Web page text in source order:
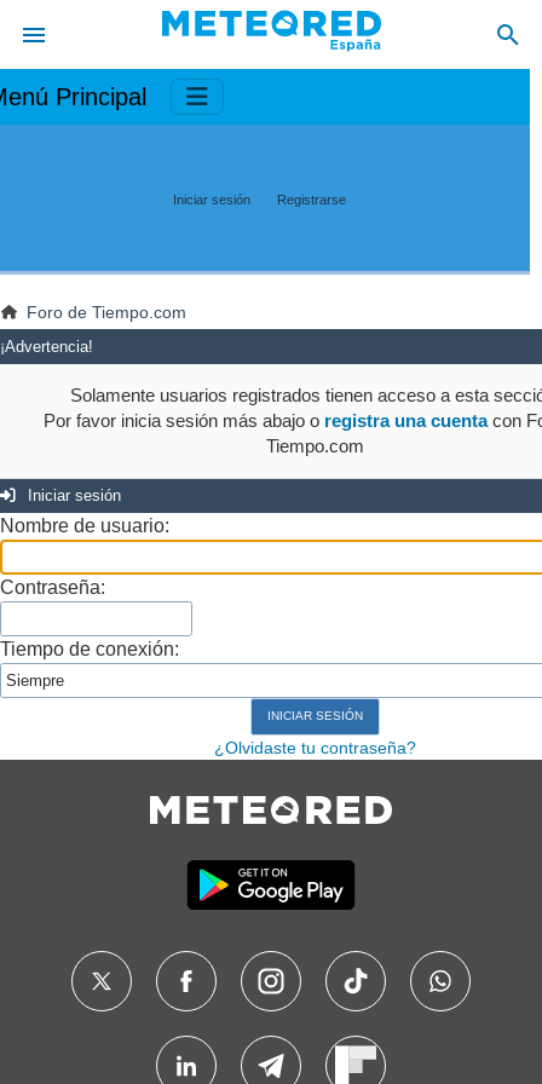
Principal
Iniciar sesión Registrarse
Foro de Tiempo.com
¡Advertencia!
Solamente usuarios registrados tienen acceso a esta
Por favor inicia sesión más abajo o registra una cuentacon
Tiempo.com
Iniciar sesión
Nombre de usuario:
Contraseña:
Tiempo de conexión:
¿Olvidaste tu contraseña?